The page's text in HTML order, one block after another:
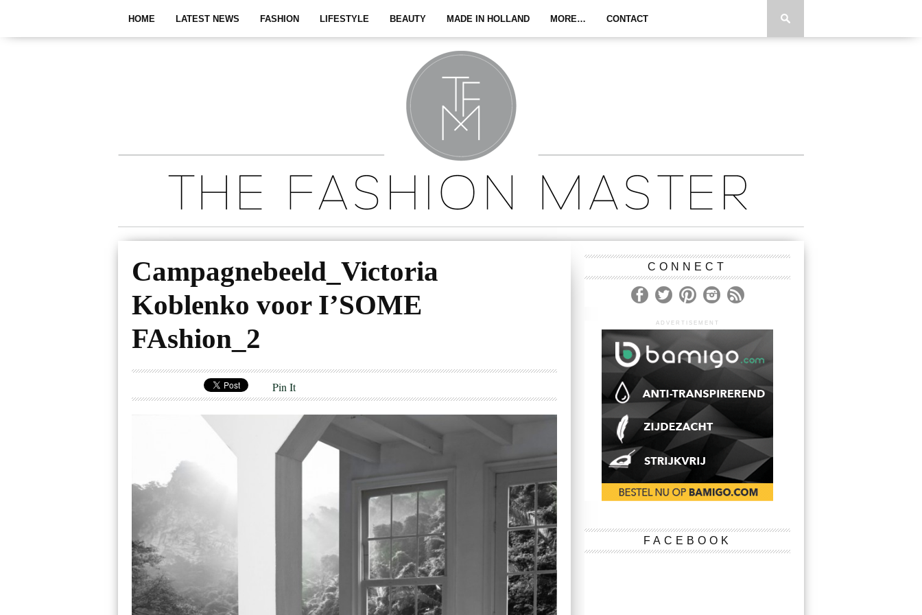
HOME LATEST NEWS FASHION LIFESTYLE BEAUTY MADE IN HOLLAND MORE… CONTACT
Campagnebeeld_Victoria
Koblenko voor I’SOME
FAshion_2
Pin It
CONNECT
ADVERTISEMENT
FACEBOOK